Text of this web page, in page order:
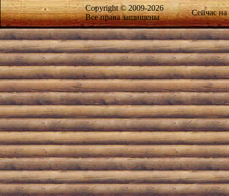
Copyright © 2009-2026
Все права защищены
Сейчас